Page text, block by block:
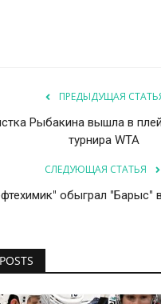
ПРЕДЫДУЩАЯ
Рыбакина вышла в
турнира WTA
СЛЕДУЮЩАЯ СТАТЬЯ
обыграл "Барыс"